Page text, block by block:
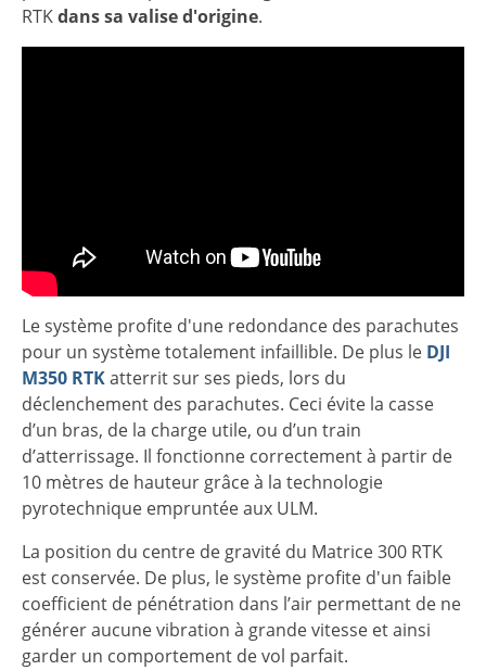
RTKdans sa valise d'origine.
Le système profite d'une redondance des parachutes
pour un système totalement infaillible. De plus le DJI
M350 RTKatterrit sur ses pieds, lors du
déclenchement des parachutes. Ceci évite la casse
d’un bras, de la charge utile, ou d’un train
d’atterrissage. Il fonctionne correctement à partir de
10 mètres de hauteur grâce à la technologie
pyrotechnique empruntée aux ULM.
La position du centre de gravité du Matrice 300 RTK
est conservée. De plus, le système profite d'un faible
coefficient de pénétration dans l’air permettant de ne
générer aucune vibration à grande vitesse et ainsi
garder un comportement de vol parfait.